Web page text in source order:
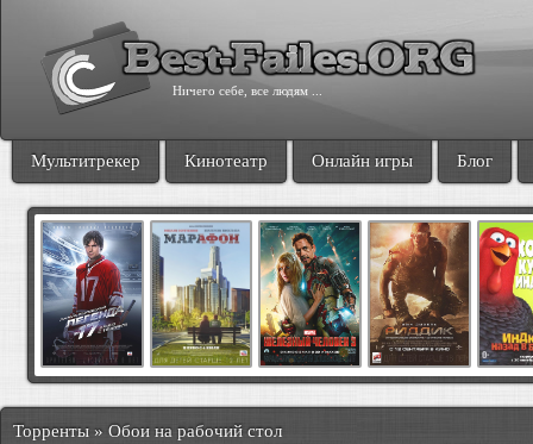
Ничего себе, все людям ...
Мультитрекер Кинотеатр Онлайн игры Блог
Торренты » Обои на рабочий стол